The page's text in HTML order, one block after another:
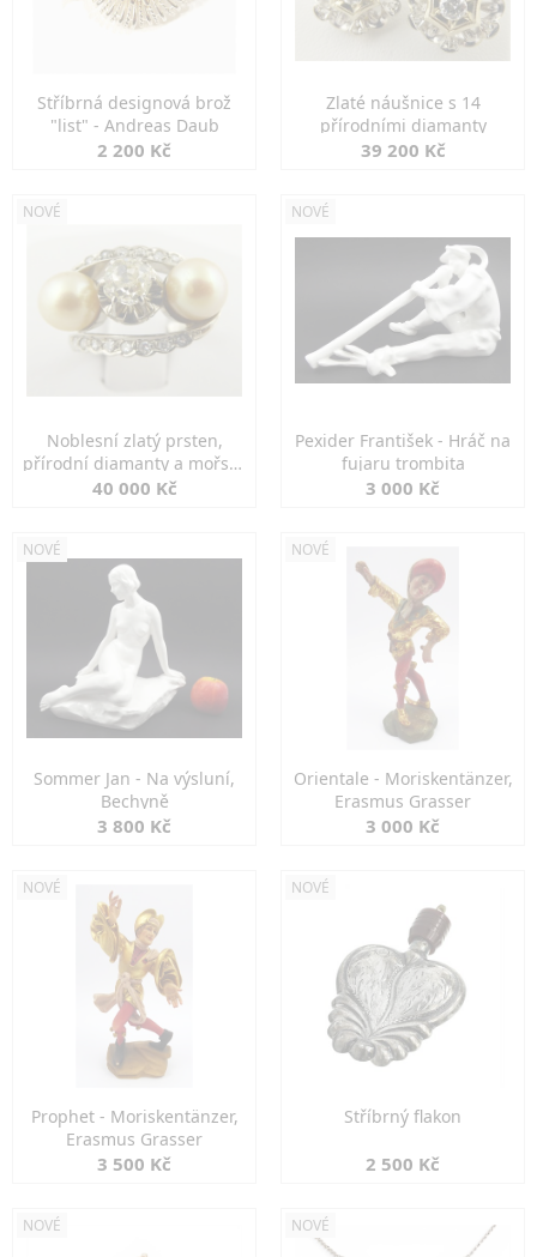
Stříbrná designová brož
"list" - Andreas Daub
2 200 Kč
Zlaté náušnice s 14
přírodními diamanty
39 200 Kč
NOVÉ
Noblesní zlatý prsten,
přírodní diamanty a mořské
perly
40 000 Kč
NOVÉ
Pexider František - Hráč na
fujaru trombita
3 000 Kč
NOVÉ
Sommer Jan - Na výsluní,
Bechyně
3 800 Kč
NOVÉ
Orientale - Moriskentänzer,
Erasmus Grasser
3 000 Kč
NOVÉ
Prophet - Moriskentänzer,
Erasmus Grasser
3 500 Kč
NOVÉ
Stříbrný flakon
2 500 Kč
NOVÉ NOVÉ